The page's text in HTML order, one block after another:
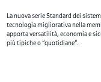
La nuova serie Standard dei
tecnologia migliorativa nella
apporta versatilità, economia e
più tipiche o “quotidiane”.